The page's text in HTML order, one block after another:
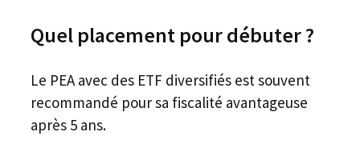
Quel placement pour débuter ?
Le PEA avec des ETF diversifiés est souvent
recommandé pour sa fiscalité avantageuse
après 5 ans.